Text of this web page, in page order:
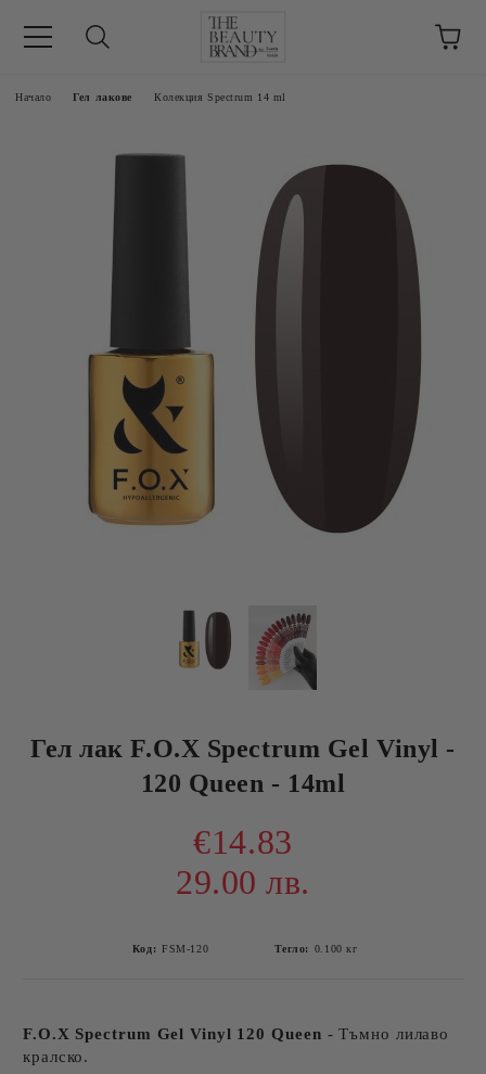
Начало Гел лакове Колекция Spectrum 14 ml
Гел лак F.O.X Spectrum Gel Vinyl -
120 Queen - 14ml
€14.83
29.00 лв.
Код: FSM-120 Тегло: 0.100 кг
F.O.X Spectrum Gel Vinyl 120 Queen - Тъмно лилаво
кралско.